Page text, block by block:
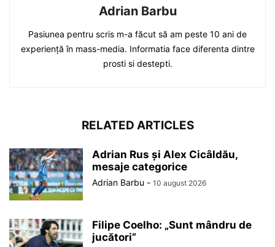
Adrian Barbu
Pasiunea pentru scris m-a făcut să am peste 10 ani de
experiență în mass-media. Informatia face diferenta dintre
prosti si destepti.
RELATED ARTICLES
Adrian Rus și Alex Cicâldău,
mesaje categorice
Adrian Barbu - 10 august 2026
Filipe Coelho: „Sunt mândru de
jucători”